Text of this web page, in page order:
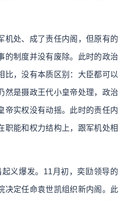
机处、成了责任内阁，但原有的
的制度并没有废除。此时的政治
比，没有本质区别：大臣都可以
然是摄政王代小皇帝处理，政治
帝实权没有动摇。此时的责任内
职能和权力结构上，跟军机处相
义爆发。11月初，奕劻领导的
决定任命袁世凯组织新内阁。此